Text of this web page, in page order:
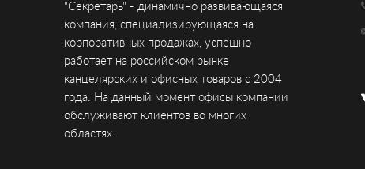
"Секретарь" - динамично развивающаяся
компания, специализирующаяся на
корпоративных продажах, успешно
работает на российском рынке
канцелярских и офисных товаров с 2004
года. На данный момент офисы компании
обслуживают клиентов во многих
областях.